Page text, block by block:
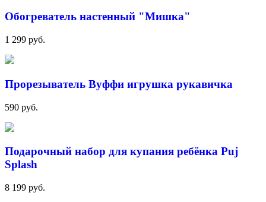
Обогреватель настенный "Мишка"
1 299 руб.
Прорезыватель Вуффи игрушка рукавичка
590 руб.
Подарочный набор для купания ребёнка Puj
Splash
8 199 руб.